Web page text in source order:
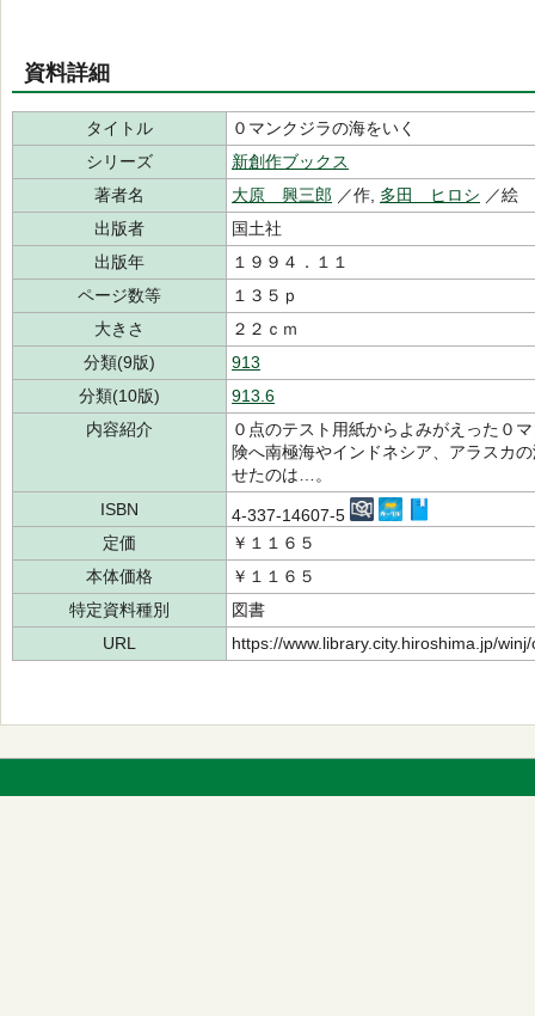
資料詳細
タイトル
０マンクジラの海をいく
シリーズ
新創作ブックス
著者名
大原 興三郎 ／作, 多田 ヒロシ ／絵
出版者
国土社
出版年
１９９４．１１
ページ数等
１３５ｐ
大きさ
２２ｃｍ
分類(9版)
913
分類(10版)
913.6
内容紹介
０点のテスト用紙からよみがえった０
険へ南極海やインドネシア、アラスカ
せたのは…。
ISBN
4-337-14607-5
定価
￥１１６５
本体価格
￥１１６５
特定資料種別
図書
URL
https://www.library.city.hiroshima.jp/